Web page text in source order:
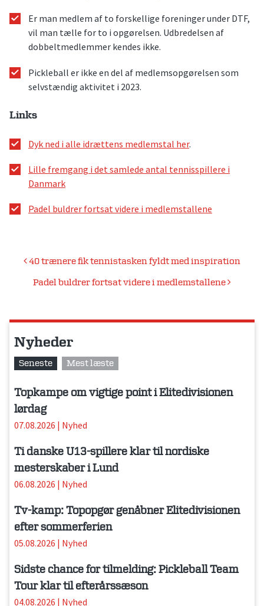
Er man medlem af to forskellige foreninger under DTF,
vil man tælle for to i opgørelsen. Udbredelsen af
dobbeltmedlemmer kendes ikke.
Pickleball er ikke en del af medlemsopgørelsen som
selvstændig aktivitet i 2023.
Links
Dyk ned i alle idrættens medlemstal her.
Lille fremgang i det samlede antal tennisspillere i
Danmark
Padel buldrer fortsat videre i medlemstallene
Indlægsnavigation
40 trænere fik tennistasken fyldt med inspiration
Padel buldrer fortsat videre i medlemstallene
Nyheder
Seneste Mest læste
Topkampe om vigtige point i Elitedivisionen
lørdag
07.08.2026 | Nyhed
Ti danske U13-spillere klar til nordiske
mesterskaber i Lund
06.08.2026 | Nyhed
Tv-kamp: Topopgør genåbner Elitedivisionen
efter sommerferien
05.08.2026 | Nyhed
Sidste chance for tilmelding: Pickleball Team
Tour klar til efterårssæson
04.08.2026 | Nyhed